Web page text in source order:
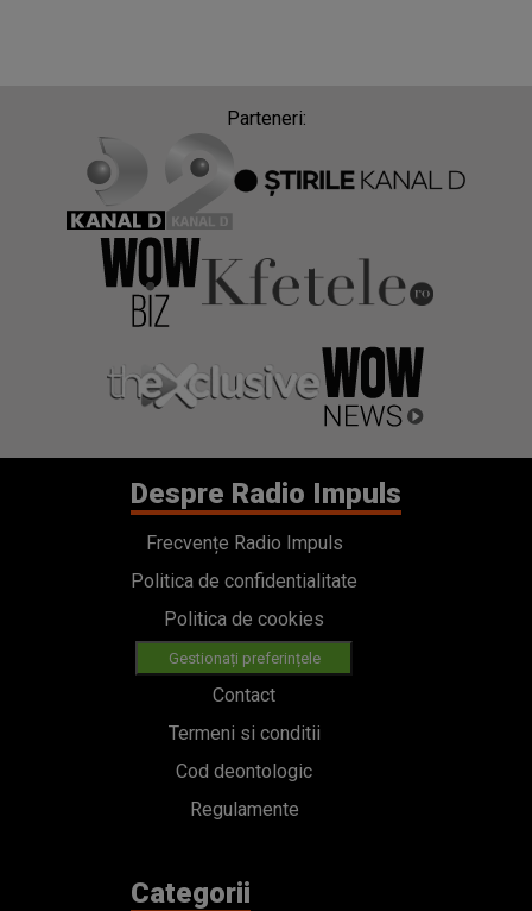
Parteneri:
Despre Radio Impuls
Frecvențe Radio Impuls
Politica de confidentialitate
Politica de cookies
Gestionați preferințele
Contact
Termeni si conditii
Cod deontologic
Regulamente
Categorii